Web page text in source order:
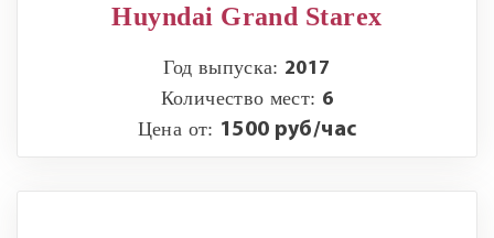
Huyndai Grand Starex
Год выпуска: 2017
Количество мест: 6
Цена от: 1500 руб/час